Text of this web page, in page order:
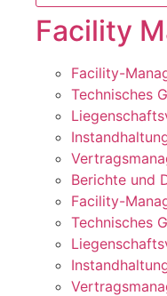
Facility
Facility-
Technisches
Berichte und
Facility-
Technisches